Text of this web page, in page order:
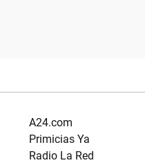
A24.com
Primicias Ya
Radio La Red